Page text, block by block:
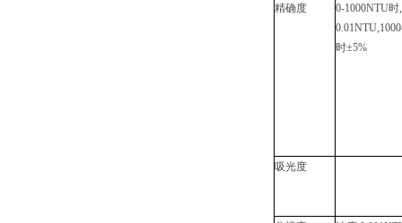
精确度
0-1000NTU时
时±5%
吸光度